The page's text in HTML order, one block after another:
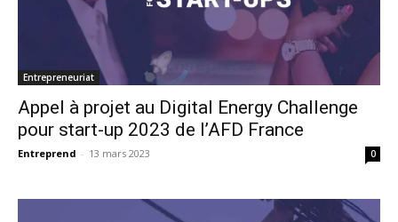
Entrepreneuriat
Appel à projet au Digital Energy Challenge
pour start-up 2023 de l’AFD France
Entreprend - 13 mars 2023 0